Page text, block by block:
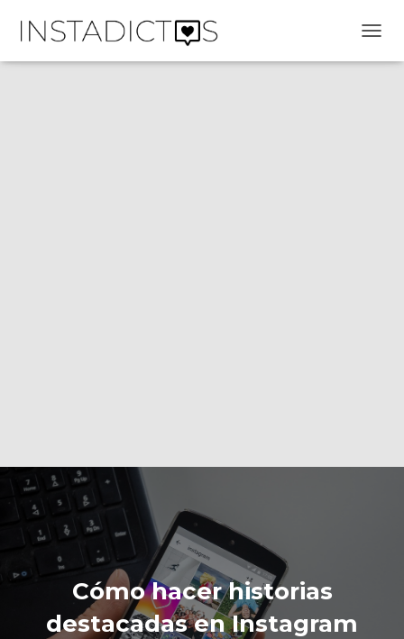
A
Cómo hacer historias
destacadas en Instagram